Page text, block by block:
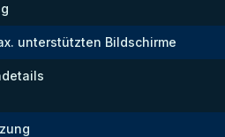
unterstützten Bildschirme